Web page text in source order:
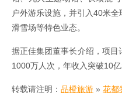
户外游乐设施，并引入40米
滑雪场等特色业态。
据正佳集团董事长介绍，项目
1000万人次，年收入突破10亿
转载请注明： 品橙旅游 » 花都